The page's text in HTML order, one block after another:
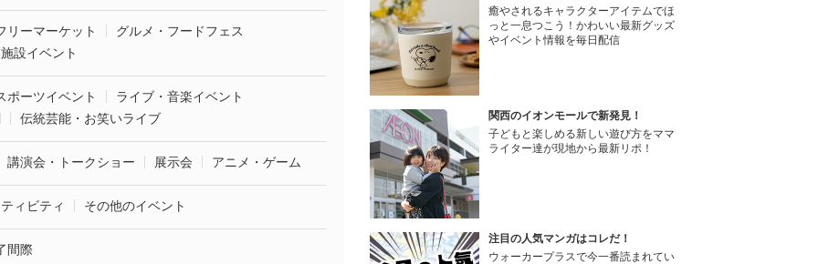
リーマーケット
グルメ・フードフェス
設イベント
ポーツイベント
ライブ・音楽イベント
伝統芸能・お笑いライブ
講演会・トークショー 展示会 アニメ・ゲーム
ィビティ その他のイベント
間際
癒やされるキャラクターアイテムでほ
っと一息つこう！かわいい最新グッズ
やイベント情報を毎日配信
関西のイオンモールで新発見！
子どもと楽しめる新しい遊び方をママ
ライター達が現地から最新リポ！
注目の人気マンガはコレだ！
ウォーカープラスで今一番読まれてい